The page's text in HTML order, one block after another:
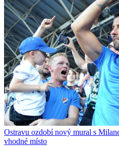
Ostravu ozdobí nový mural s
vhodné místo